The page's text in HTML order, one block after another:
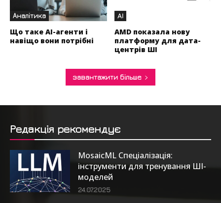
Аналітика
Що таке AI-агенти і
навіщо вони потрібні
AI
AMD показала нову
платформу для дата-
центрів ШІ
завантажити більше
Редакція рекомендує
MosaicML Спеціалізація:
інструменти для тренування ШІ-
моделей
24.07.2025